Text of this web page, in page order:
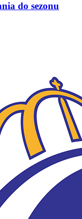
do sezonu